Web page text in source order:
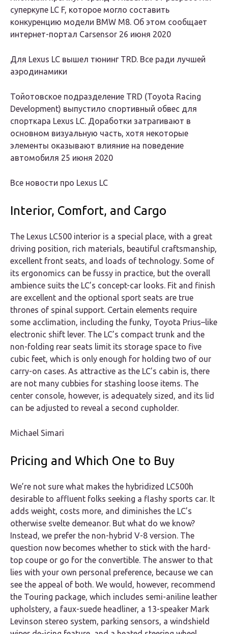
суперкупе LC F, которое могло составить
конкуренцию модели BMW M8. Об этом сообщает
интернет-портал Carsensor 26 июня 2020
Для Lexus LC вышел тюнинг TRD. Все ради лучшей
аэродинамики
Тойотовское подразделение TRD (Toyota Racing
Development) выпустило спортивный обвес для
спорткара Lexus LC. Доработки затрагивают в
основном визуальную часть, хотя некоторые
элементы оказывают влияние на поведение
автомобиля 25 июня 2020
Все новости про Lexus LC
Interior, Comfort, and Cargo
The Lexus LC500 interior is a special place, with a great
driving position, rich materials, beautiful craftsmanship,
excellent front seats, and loads of technology. Some of
its ergonomics can be fussy in practice, but the overall
ambience suits the LC’s concept-car looks. Fit and finish
are excellent and the optional sport seats are true
thrones of spinal support. Certain elements require
some acclimation, including the funky, Toyota Prius–like
electronic shift lever. The LC’s compact trunk and the
non-folding rear seats limit its storage space to five
cubic feet, which is only enough for holding two of our
carry-on cases. As attractive as the LC’s cabin is, there
are not many cubbies for stashing loose items. The
center console, however, is adequately sized, and its lid
can be adjusted to reveal a second cupholder.
Michael Simari
Pricing and Which One to Buy
We’re not sure what makes the hybridized LC500h
desirable to affluent folks seeking a flashy sports car. It
adds weight, costs more, and diminishes the LC’s
otherwise svelte demeanor. But what do we know?
Instead, we prefer the non-hybrid V-8 version. The
question now becomes whether to stick with the hard-
top coupe or go for the convertible. The answer to that
lies with your own personal preference, because we can
see the appeal of both. We would, however, recommend
the Touring package, which includes semi-aniline leather
upholstery, a faux-suede headliner, a 13-speaker Mark
Levinson stereo system, parking sensors, a windshield